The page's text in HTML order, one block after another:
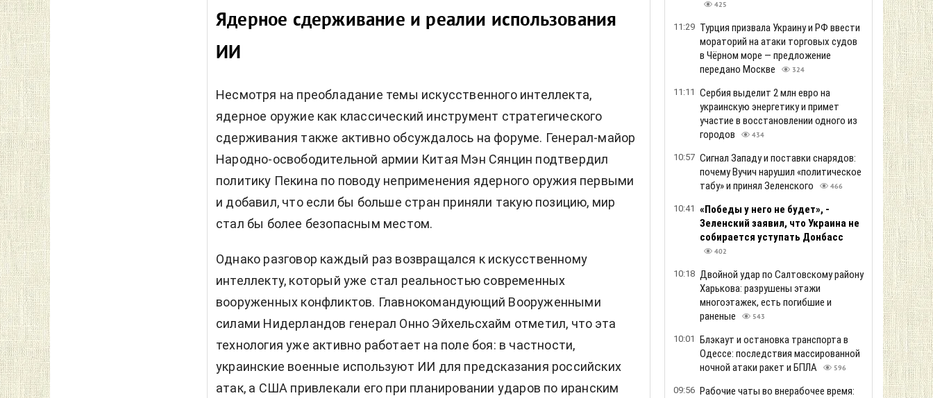
Ядерное сдерживание и реалии использования
ИИ
Несмотря на преобладание темы искусственного интеллекта,
ядерное оружие как классический инструмент стратегического
сдерживания также активно обсуждалось на форуме. Генерал-майор
Народно-освободительной армии Китая Мэн Сянцин подтвердил
политику Пекина по поводу неприменения ядерного оружия первыми
и добавил, что если бы больше стран приняли такую позицию, мир
стал бы более безопасным местом.
Однако разговор каждый раз возвращался к искусственному
интеллекту, который уже стал реальностью современных
вооруженных конфликтов. Главнокомандующий Вооруженными
силами Нидерландов генерал Онно Эйхельсхайм отметил, что эта
технология уже активно работает на поле боя: в частности,
украинские военные используют ИИ для предсказания российских
атак, а США привлекали его при планировании ударов по иранским
425
11:29 Турция призвала Украину и РФ ввести
мораторий на атаки торговых судов
в Чёрном море — предложение
передано Москве
324
11:11 Сербия выделит 2 млн евро на
украинскую энергетику и примет
участие в восстановлении одного из
городов
434
10:57 Сигнал Западу и поставки снарядов:
почему Вучич нарушил «политическое
табу» и принял Зеленского
466
10:41 «Победы у него не будет», -
Зеленский заявил, что Украина не
собирается уступать Донбасс
402
10:18 Двойной удар по Салтовскому району
Харькова: разрушены этажи
многоэтажек, есть погибшие и
раненые
543
10:01 Блэкаут и остановка транспорта в
Одессе: последствия массированной
ночной атаки ракет и БПЛА
596
09:56 Рабочие чаты во внерабочее время: